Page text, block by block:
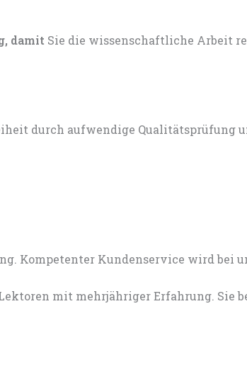
damit Sie die wissenschaftliche Arbeit
durch aufwendige Qualitätsprüfung
mit mehrjähriger Erfahrung. Sie